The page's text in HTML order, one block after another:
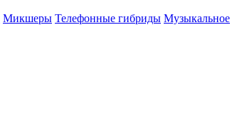
Микшеры Телефонные гибриды Музыкальное